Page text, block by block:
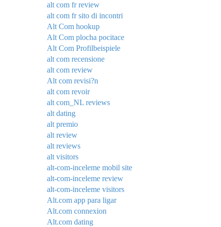
alt com fr review
alt com fr sito di incontri
Alt Com hookup
Alt Com plocha pocitace
Alt Com Profilbeispiele
alt com recensione
alt com review
Alt com revisi?n
alt com revoir
alt com_NL reviews
alt dating
alt premio
alt review
alt reviews
alt visitors
alt-com-inceleme mobil site
alt-com-inceleme review
alt-com-inceleme visitors
Alt.com app para ligar
Alt.com connexion
Alt.com dating